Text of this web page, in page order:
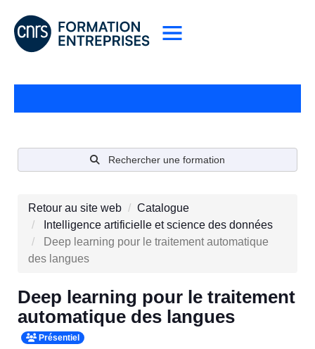
Rechercher une formation
Retour au site web
Catalogue
Intelligence artificielle et science des données
Deep learning pour le traitement automatique
des langues
Deep learning pour le traitement
automatique des langues
Présentiel